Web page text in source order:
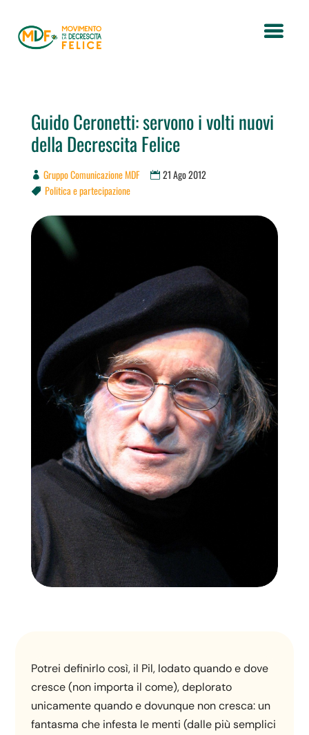
Guido Ceronetti: servono i volti nuovi
della Decrescita Felice
Gruppo Comunicazione MDF 21 Ago 2012
 Politica e partecipazione
Potrei definirlo così, il Pil, lodato quando e dove
cresce (non importa il come), deplorato
unicamente quando e dovunque non cresca: un
fantasma che infesta le menti (dalle più semplici